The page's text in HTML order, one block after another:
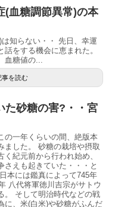
(血糖調節異常)の本
知らない・・ 先日、幸運
をする機会に恵まれた。
血糖値の...
事を読む
た砂糖の害?・・宮
の一年くらいの間、絶版本
ました。 砂糖の栽培や摂取
紀元前から行われ始め、
さえも起きていた・・・と
本には鑑真によって745年
八代将軍徳川吉宗がサトウ
。 そして明治時代などの戦
に、米(白米)や砂糖がふんだ